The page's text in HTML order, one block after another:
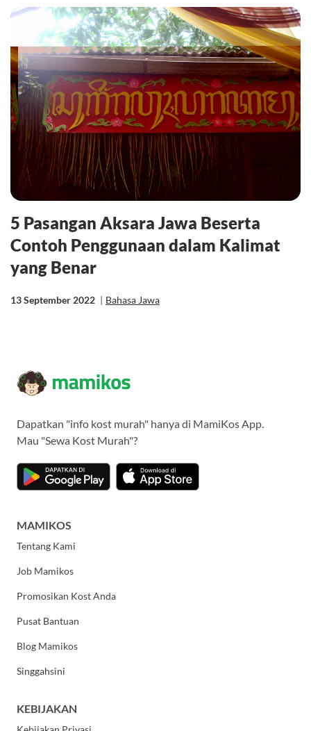
5 Pasangan Aksara Jawa Beserta
Contoh Penggunaan dalam Kalimat
yang Benar
13 September 2022 | Bahasa Jawa
Dapatkan "info kost murah" hanya di MamiKos App.
Mau "Sewa Kost Murah"?
MAMIKOS
Tentang Kami
Job Mamikos
Promosikan Kost Anda
Pusat Bantuan
Blog Mamikos
Singgahsini
KEBIJAKAN